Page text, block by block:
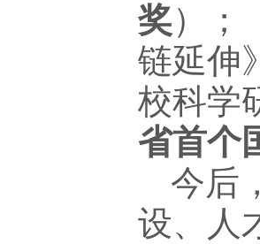
奖）；
链延伸
校科学
省首个
今后
设、人